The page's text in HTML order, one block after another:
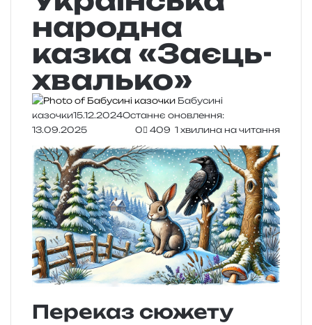
народна
казка «Заєць-
хвалько»
Бабусині
казочки15.12.2024Останнє оновлення:
13.09.2025
0 409 1 хвилина на читання
Переказ сюжету